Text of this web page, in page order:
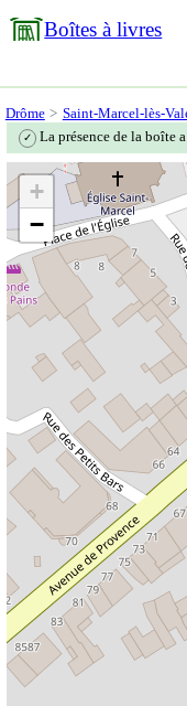
Boîtes à livres
Drôme Saint-Marcel-lès-
✓ La présence de la boîte
+
−